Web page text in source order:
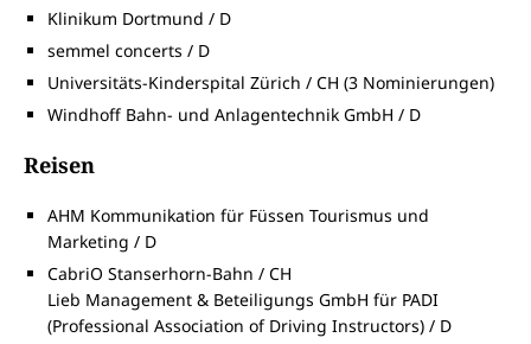
Klinikum Dortmund / D
semmel concerts / D
Universitäts-Kinderspital Zürich / CH (3 Nominierungen)
Windhoff Bahn- und Anlagentechnik GmbH / D
Reisen
AHM Kommunikation für Füssen Tourismus und
Marketing / D
CabriO Stanserhorn-Bahn / CH
Lieb Management & Beteiligungs GmbH für PADI
(Professional Association of Driving Instructors) / D